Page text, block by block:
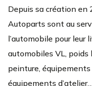
Depuis sa création
Autoparts sont au
l’automobile pour leur
automobiles VL, poids
peinture, équipements
équipements